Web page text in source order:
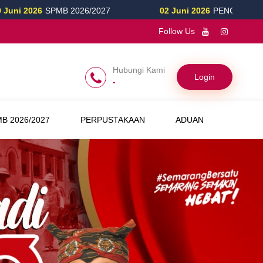
2026/2027 02 Juni 2026 PENGUMUMAN
Follow Us
Hubungi Kami
-
Login
2026/2027 PERPUSTAKAAN ADUAN